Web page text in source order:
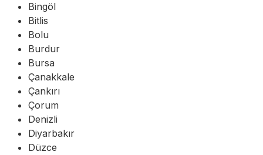
Bingöl
Bitlis
Bolu
Burdur
Bursa
Çanakkale
Çankırı
Çorum
Denizli
Diyarbakır
Düzce